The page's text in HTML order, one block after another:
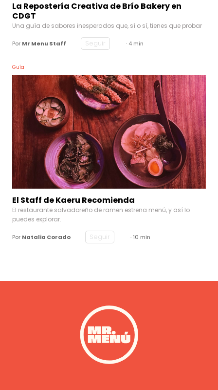
La Repostería Creativa de Brío Bakery en
CDGT
Una guía de sabores inesperados que, sí o sí, tienes que probar
Por Mr Menu Staff Seguir · 4 min
Guía
El Staff de Kaeru Recomienda
El restaurante salvadoreño de ramen estrena menú, y así lo
puedes explorar.
Por Natalia Corado Seguir · 10 min